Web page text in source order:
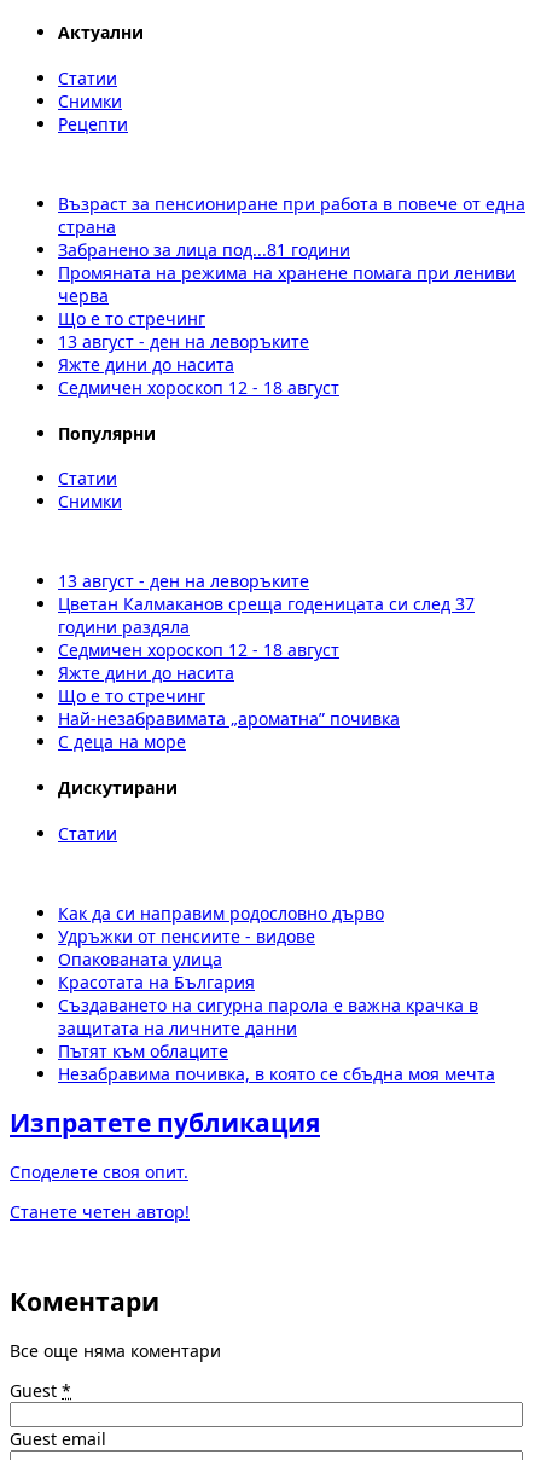
Актуални
Статии
Снимки
Рецепти
Възраст за пенсиониране при работа в повече от една
страна
Забранено за лица под...81 години
Промяната на режима на хранене помага при лениви
черва
Що е то стречинг
13 август - ден на леворъките
Яжте дини до насита
Седмичен хороскоп 12 - 18 август
Популярни
Статии
Снимки
13 август - ден на леворъките
Цветан Калмаканов среща годеницата си след 37
години раздяла
Седмичен хороскоп 12 - 18 август
Яжте дини до насита
Що е то стречинг
Най-незабравимата „ароматна” почивка
С деца на море
Дискутирани
Статии
Как да си направим родословно дърво
Удръжки от пенсиите - видове
Опакованата улица
Красотата на България
Създаването на сигурна парола е важна крачка в
защитата на личните данни
Пътят към облаците
Незабравима почивка, в която се сбъдна моя мечта
Изпратете публикация
Споделете своя опит.
Станете четен автор!
Коментари
Все още няма коментари
Guest *
Guest email